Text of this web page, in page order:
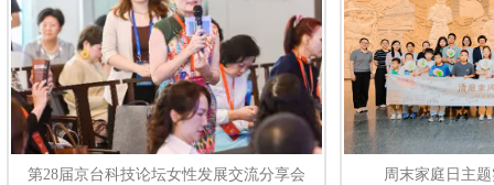
第28届京台科技论坛女性发展交流分享会
周末家庭日主